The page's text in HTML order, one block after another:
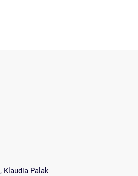
, Klaudia Palak